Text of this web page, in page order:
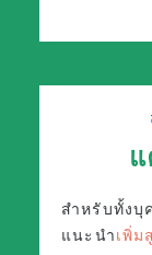
สำหรับทั้งบุ
แนะนำเพิ่ม